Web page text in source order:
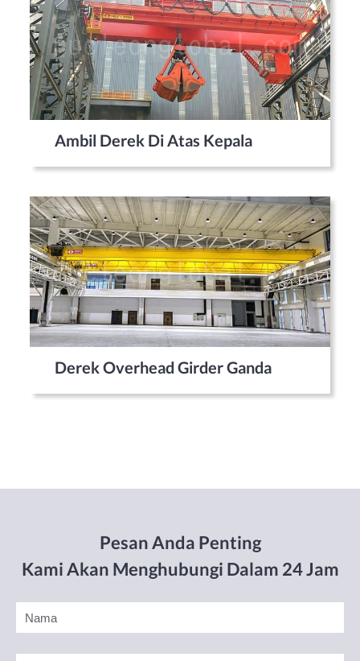
Ambil Derek Di Atas Kepala
Derek Overhead Girder Ganda
Pesan Anda Penting
Kami Akan Menghubungi Dalam 24 Jam